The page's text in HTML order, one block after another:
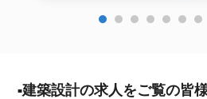
建築設計の求人をご覧の皆